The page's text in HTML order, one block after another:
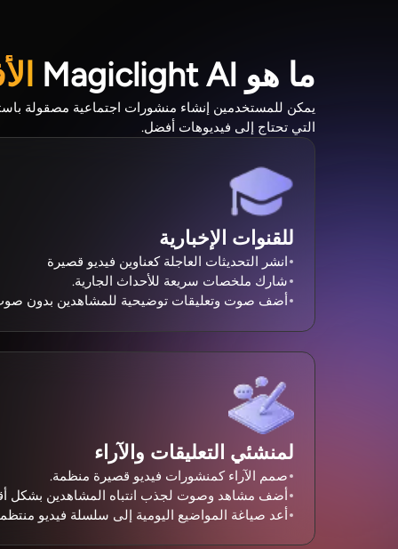
ما هو Magiclight AI
التي تحتاج إلى فيديوهات أفضل.
للقنوات الإخبارية
انشر التحديثات العاجلة كعناوين فيديو قصيرة
شارك ملخصات سريعة للأحداث الجارية.
أضف صوت وتعليقات توضيحية للمشاهدين بدون
لمنشئي التعليقات والآراء
صمم الآراء كمنشورات فيديو قصيرة منظمة.
أضف مشاهد وصوت لجذب انتباه المشاهدين بشكل
أعد صياغة المواضيع اليومية إلى سلسلة فيديو